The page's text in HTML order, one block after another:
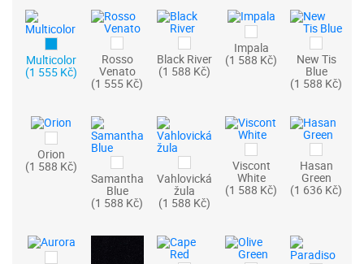
Multicolor
(1 555 Kč)
Rosso
Venato
(1 555 Kč)
Black River
(1 588 Kč)
Impala
(1 588 Kč) New Tis
Blue
(1 588 Kč)
Orion
(1 588 Kč)
Samantha
Blue
(1 588 Kč)
Vahlovická
žula
(1 588 Kč)
Viscont
White
(1 588 Kč)
Hasan
Green
(1 636 Kč)